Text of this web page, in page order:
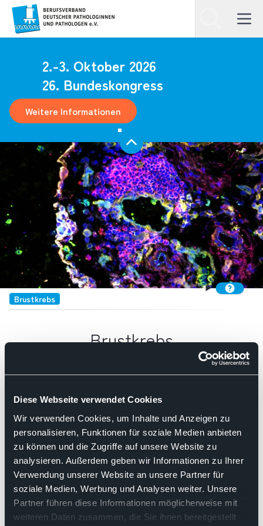
Diese Webseite verwendet Cookies
Wir verwenden Cookies, um Inhalte und Anzeigen zu
personalisieren, Funktionen für soziale Medien anbieten
zu können und die Zugriffe auf unsere Website zu
analysieren. Außerdem geben wir Informationen zu Ihrer
Verwendung unserer Website an unsere Partner für
soziale Medien, Werbung und Analysen weiter. Unsere
Partner führen diese Informationen möglicherweise mit
weiteren Daten zusammen, die Sie ihnen bereitgestellt
Homepage SuchenOpen
2.-3. Oktober 2026
26. Bundeskongress
Weitere Informationen
Brustkrebs
Brustkrebs
Nach Relevanz sortieren
14.05.2024
Pressemitteilung des BDP
Kurzsichtig und gefährlich für die